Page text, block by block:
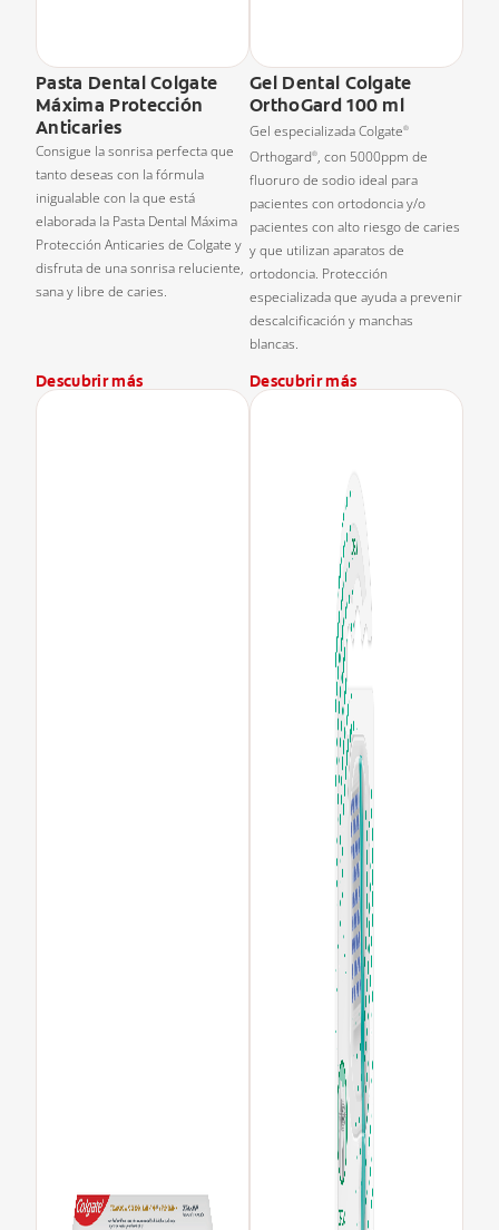
Pasta Dental Colgate
Máxima Protección
Anticaries
Consigue la sonrisa perfecta que
tanto deseas con la fórmula
inigualable con la que está
elaborada la Pasta Dental Máxima
Protección Anticaries de Colgate y
disfruta de una sonrisa reluciente,
sana y libre de caries.
Descubrir más
Gel Dental Colgate
OrthoGard 100 ml
Gel especializada Colgate®
Orthogard®, con 5000ppm de
fluoruro de sodio ideal para
pacientes con ortodoncia y/o
pacientes con alto riesgo de caries
y que utilizan aparatos de
ortodoncia. Protección
especializada que ayuda a prevenir
descalcificación y manchas
blancas.
Descubrir más